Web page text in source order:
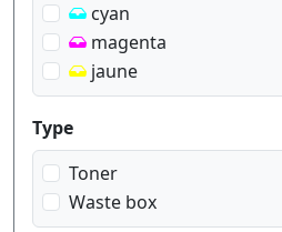
cyan
magenta
jaune
Type
Toner
Waste box